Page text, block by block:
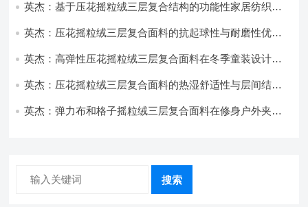
英杰：基于压花摇粒绒三层复合结构的功能性家居纺织品
英杰：压花摇粒绒三层复合面料的抗起球性与耐磨性优化
英杰：高弹性压花摇粒绒三层复合面料在冬季童装设计中
英杰：压花摇粒绒三层复合面料的热湿舒适性与层间结合
英杰：弹力布和格子摇粒绒三层复合面料在修身户外夹克
搜索